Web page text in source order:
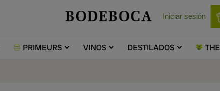
Iniciar sesión
PRIMEURS VINOS DESTILADOS THE